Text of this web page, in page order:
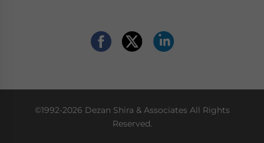
©1992-2026 Dezan Shira & Associates All Rights
Reserved.